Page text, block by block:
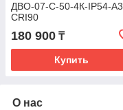
ДВО-07-С-50-4К-IP54-А3
CRI90
180 900 ₸
Купить
О нас